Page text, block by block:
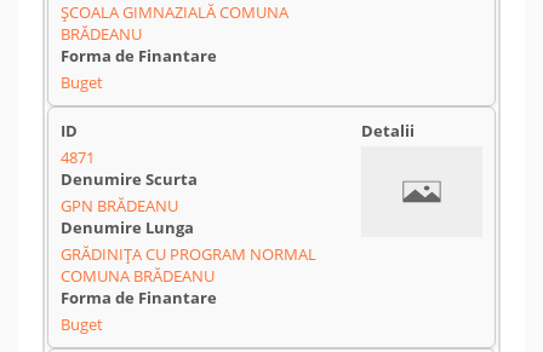
ŞCOALA GIMNAZIALĂ COMUNA
BRĂDEANU
Buget
4871
GPN BRĂDEANU
GRĂDINIŢA CU PROGRAM NORMAL
COMUNA BRĂDEANU
Buget